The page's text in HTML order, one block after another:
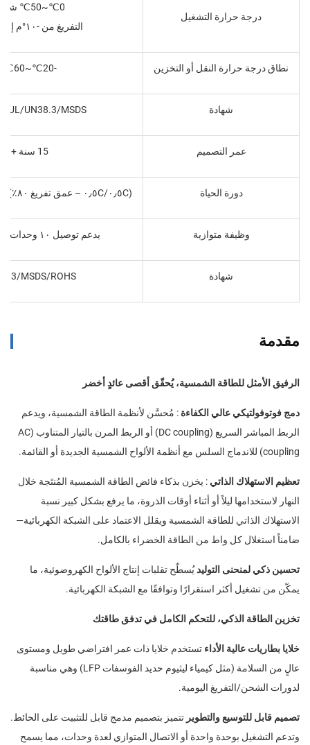
درجة حرارة التشغيل
0℃~50℃ شحن
التفريغ من -١٠°م إلى ٥٠°م
نطاق درجة حرارة النقل أو التخزين -20℃~60℃
شهادة UL/UN38.3/MSDS
عمر التصميم 15 سنة +
دورة الحياة (٠٫٥C/٠٫٥C – عمق تفريغ ٨٠٪) لأكثر من ٦٠٠٠ دورة
وظيفة متوازية يدعم توصيل ١٠ وحدات على التوازي
شهادة MSDS/ROHS
مقدمة
الرفيق الأمثل للطاقة الشمسية، يُحقّق أقصى عائدٍ أخضر
دمج فوتوفولتيكي عالي الكفاءة : مُحسَّن لأنظمة الطاقة الشمسية، ويدعم
الربط المباشر السريع (DC coupling) أو الربط المرن بالتيار المتناوب (AC
coupling) للاندماج السلس مع أنظمة الألواح الشمسية الجديدة أو القائمة.
تعظيم الاستهلاك الذاتي : يخزن بذكاء فائض الطاقة الشمسية المُنتَجة خلال
النهار لاستخدامها ليلاً أو أثناء أوقات الذروة، ما يرفع بشكل كبير نسبة
الاستهلاك الذاتي للطاقة الشمسية ويقلل الاعتماد على الشبكة الكهربائية—
ضامناً استغلال كل واط من الطاقة الخضراء بالكامل.
تحسين ذكي لمنحنى التوليديُسطّح تقلبات إنتاج الألواح الكهروضوئية، ما
يمكّن من تشغيل أكثر استقرارًا وتوافقًا مع الشبكة الكهربائية.
تخزين الطاقة الذكي، للتحكم الكامل في تدفق طاقتك
خلايا بطاريات عالية الأداء تستخدم خلايا ذات عمر افتراضي طويل ومستوى
عالٍ من السلامة (مثل كيمياء ليثيوم حديد الفوسفات LFP) وهي مناسبة
لدورات الشحن/التفريغ اليومية.
تصميم قابل للتوسيع والتطوير تتميز بتصميم مدمج قابل للتثبيت على الحائط.
وتدعم التشغيل بوحدة واحدة أو الاتصال المتوازي لعدة وحدات، مما يسمح